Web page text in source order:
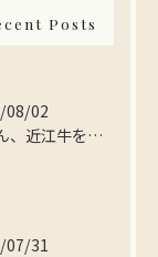
Posts
08/02
みなさん、近江牛を存分に楽しんでみませんか？
07/31